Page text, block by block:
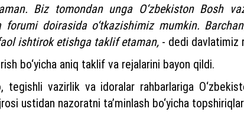
Biz tomondan unga O‘zbekiston Bosh
doirasida o‘tkazishimiz mumkin.
ishtirok etishga taklif etaman, - dedi davlatimiz
bo‘yicha aniq taklif va rejalarini bayon qildi.
vazirlik va idoralar rahbarlariga
ustidan nazoratni ta’minlash bo‘yicha